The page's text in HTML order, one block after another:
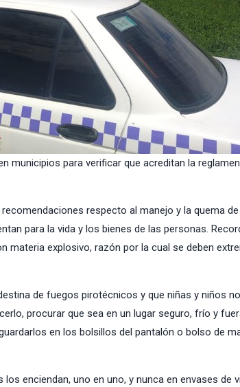
municipios para verificar que acreditan la
respecto al manejo y la quema
para la vida y los bienes de las personas.
materia explosivo, razón por la cual se deben
de fuegos pirotécnicos y que niñas y niños
procurar que sea en un lugar seguro, frío y
en los bolsillos del pantalón o bolso de
enciendan, uno en uno, y nunca en envases de